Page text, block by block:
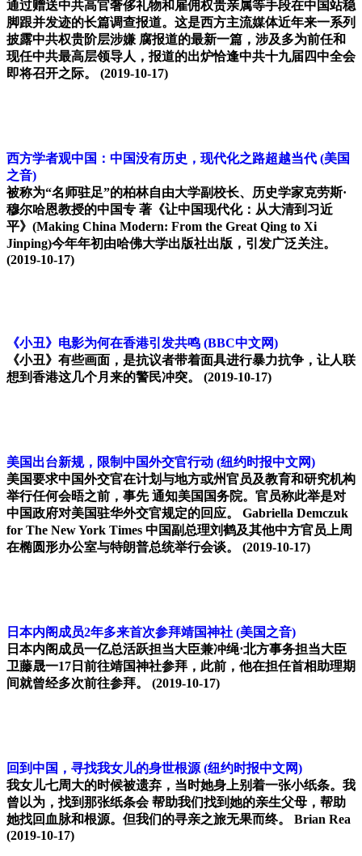
通过赠送中共高官奢侈礼物和雇佣权贵亲属等手段在中国站稳
脚跟并发迹的长篇调查报道。这是西方主流媒体近年来一系列
披露中共权贵阶层涉嫌 腐报道的最新一篇，涉及多为前任和
现任中共最高层领导人，报道的出炉恰逢中共十九届四中全会
即将召开之际。
(2019-10-17)
西方学者观中国：中国没有历史，现代化之路超越当代 (美国
之音)
被称为“名师驻足”的柏林自由大学副校长、历史学家克劳斯·
穆尔哈恩教授的中国专 著《让中国现代化：从大清到习近
平》(Making China Modern: From the Great Qing to Xi
Jinping)今年年初由哈佛大学出版社出版，引发广泛关注。
(2019-10-17)
《小丑》电影为何在香港引发共鸣 (BBC中文网)
《小丑》有些画面，是抗议者带着面具进行暴力抗争，让人联
想到香港这几个月来的警民冲突。
(2019-10-17)
美国出台新规，限制中国外交官行动 (纽约时报中文网)
美国要求中国外交官在计划与地方或州官员及教育和研究机构
举行任何会晤之前，事先 通知美国国务院。官员称此举是对
中国政府对美国驻华外交官规定的回应。 Gabriella Demczuk
for The New York Times 中国副总理刘鹤及其他中方官员上周
在椭圆形办公室与特朗普总统举行会谈。 (2019-10-17)
日本内阁成员2年多来首次参拜靖国神社 (美国之音)
日本内阁成员一亿总活跃担当大臣兼冲绳⋅北方事务担当大臣
卫藤晟一17日前往靖国神社参拜，此前，他在担任首相助理期
间就曾经多次前往参拜。
(2019-10-17)
回到中国，寻找我女儿的身世根源 (纽约时报中文网)
我女儿七周大的时候被遗弃，当时她身上别着一张小纸条。我
曾以为，找到那张纸条会 帮助我们找到她的亲生父母，帮助
她找回血脉和根源。但我们的寻亲之旅无果而终。 Brian Rea
(2019-10-17)